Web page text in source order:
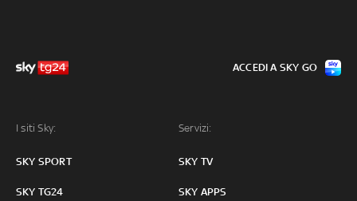
I siti Sky:
SKY SPORT
SKY TG24
Servizi:
SKY TV
SKY APPS
ACCEDI A SKY GO